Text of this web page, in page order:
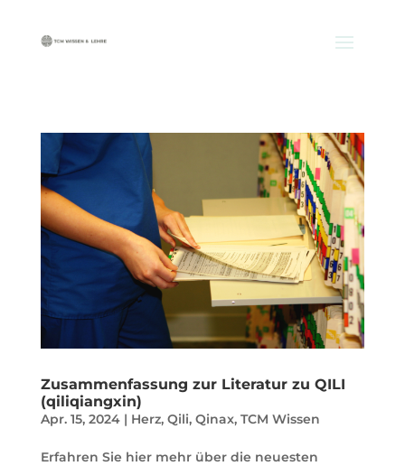
Zusammenfassung zur Literatur zu QILI
(qiliqiangxin)
Apr. 15, 2024| Herz, Qili, Qinax, TCM Wissen
Erfahren Sie hier mehr über die neuesten